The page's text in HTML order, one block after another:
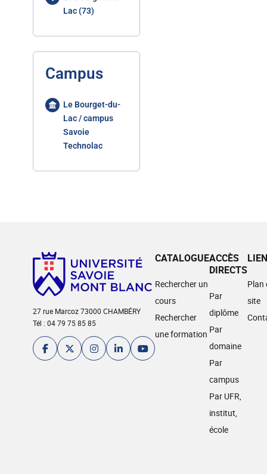
Lac (73)
Campus
Le Bourget-du-
Lac / campus
Savoie
Technolac
27 rue Marcoz 73000 CHAMBÉRY
Tél : 04 79 75 85 85
CATALOGUE
Rechercher un
cours
Rechercher
une formation
ACCÈS
DIRECTS
Par
diplôme
Par
domaine
Par
campus
Par UFR,
institut,
école
Plan
site